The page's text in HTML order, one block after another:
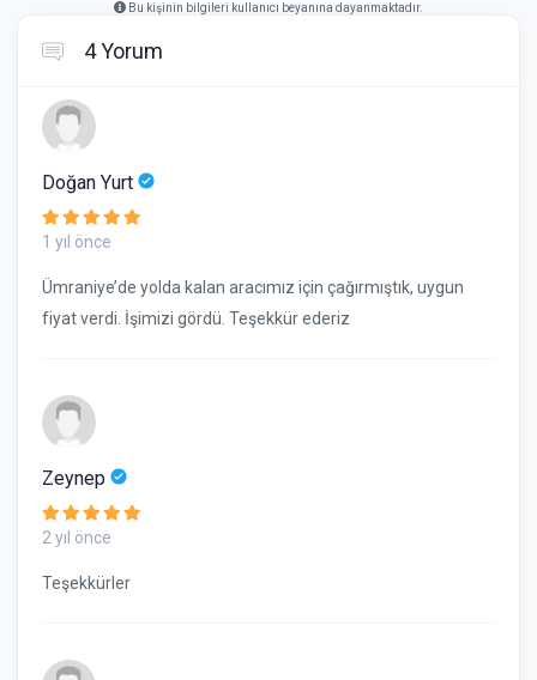
Bu kişinin bilgileri kullanıcı beyanına dayanmaktadır.
4 Yorum
Doğan Yurt
1 yıl önce
Ümraniye’de yolda kalan aracımız için çağırmıştık, uygun
fiyat verdi. İşimizi gördü. Teşekkür ederiz
Zeynep
2 yıl önce
Teşekkürler